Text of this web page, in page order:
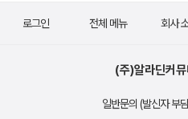
로그인 전체 메뉴 회사
(주)알라딘커
일반문의 (발신자 부